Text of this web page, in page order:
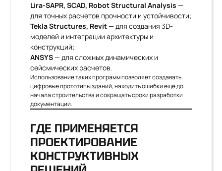
Lira-SAPR, SCAD, Robot Structural Analysis —
для точных расчетов прочности и устойчивости;
Tekla Structures, Revit— для создания 3D-
моделей и интеграции архитектуры и
конструкций;
ANSYS— для сложных динамических и
сейсмических расчетов.
Использование таких программ позволяет создавать
цифровые прототипы зданий, находить ошибки ещё до
начала строительства и сокращать сроки разработки
документации.
ГДЕ ПРИМЕНЯЕТСЯ
ПРОЕКТИРОВАНИЕ
КОНСТРУКТИВНЫХ